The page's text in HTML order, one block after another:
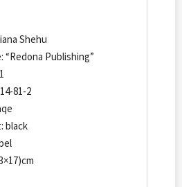
Shehu
Publishing”
81-2
black